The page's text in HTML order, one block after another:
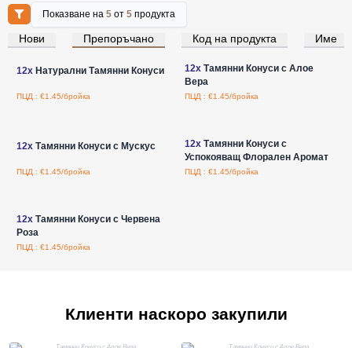
Показване на5 от5 продукта
Нови Препоръчано Код на продукта Име
Влезте за цени на едро
12xНатурални Тамянни Конуси
ПЦД : €1.45/бройка
Влезте за цени на едро
12xТамянни Конуси с Алое
Вера
ПЦД : €1.45/бройка
12xТамянни Конуси с Мускус
ПЦД : €1.45/бройка
12xТамянни Конуси с
Успокояващ Флорален Аромат
ПЦД : €1.45/бройка
12xТамянни Конуси с Червена
Роза
ПЦД : €1.45/бройка
Клиенти наскоро закупили